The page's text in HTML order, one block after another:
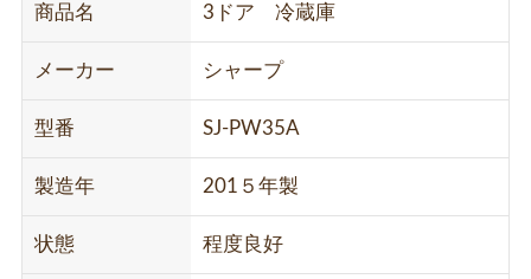
商品名 3ドア 冷蔵庫
メーカー シャープ
型番 SJ-PW35A
製造年 201５年製
状態 程度良好